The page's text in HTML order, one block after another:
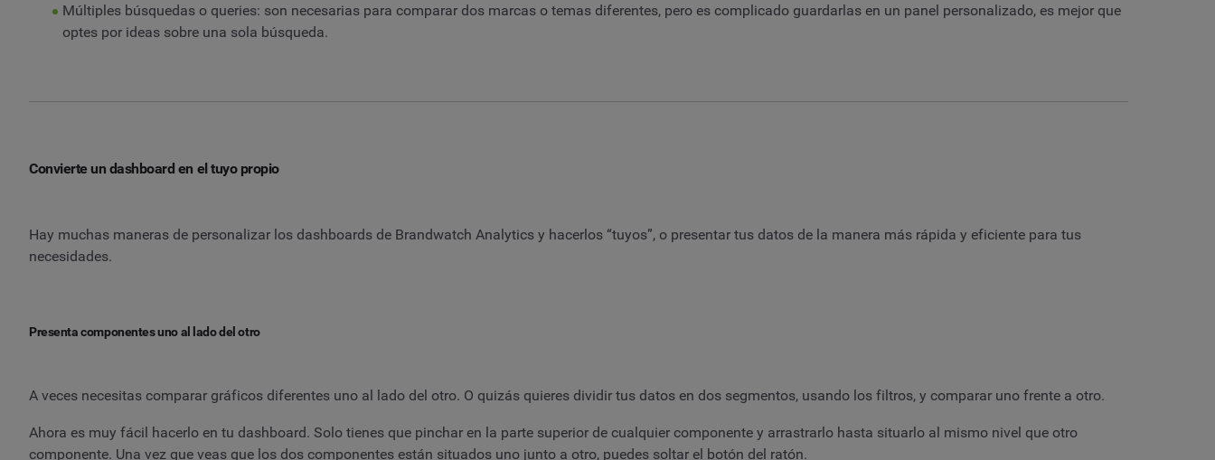
Múltiples búsquedas o queries: son necesarias para comparar dos marcas o temas diferentes, pero es complicado guardarlas en un panel personalizado, es mejor que
optes por ideas sobre una sola búsqueda.
Convierte un dashboard en el tuyo propio
Hay muchas maneras de personalizar los dashboards de Brandwatch Analytics y hacerlos “tuyos”, o presentar tus datos de la manera más rápida y eficiente para tus
necesidades.
Presenta componentes uno al lado del otro
A veces necesitas comparar gráficos diferentes uno al lado del otro. O quizás quieres dividir tus datos en dos segmentos, usando los filtros, y comparar uno frente a otro.
Ahora es muy fácil hacerlo en tu dashboard. Solo tienes que pinchar en la parte superior de cualquier componente y arrastrarlo hasta situarlo al mismo nivel que otro
componente. Una vez que veas que los dos componentes están situados uno junto a otro, puedes soltar el botón del ratón.